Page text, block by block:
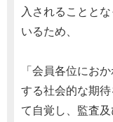
入されることとな
いるため、
「会員各位にお
する社会的な期
て自覚し、監査